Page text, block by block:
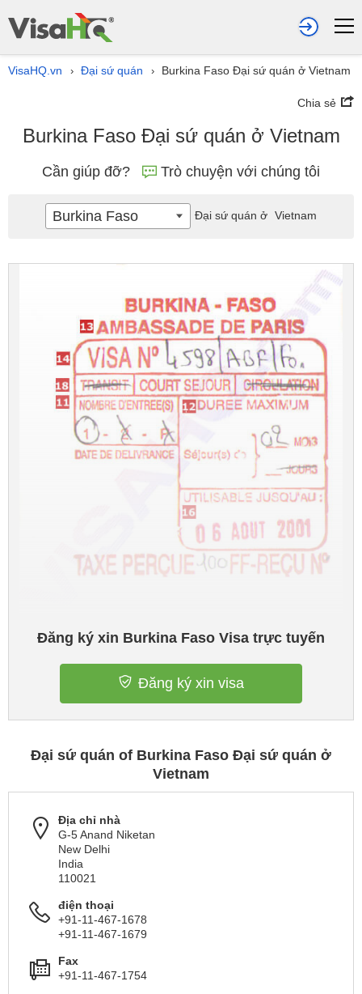
VisaHQ.vn › Đại sứ quán › Burkina Faso Đại sứ quán ở Vietnam
Chia sẻ
Burkina Faso Đại sứ quán ở Vietnam
Cần giúp đỡ? Trò chuyện với chúng tôi
Đăng ký xin Burkina Faso Visa trực tuyến
Đăng ký xin visa
Đại sứ quán of Burkina Faso Đại sứ quán ở
Vietnam
Địa chỉ nhà
G-5 Anand Niketan
New Delhi
India
110021
điện thoại
+91-11-467-1678
+91-11-467-1679
Fax
+91-11-467-1754
Burkina Faso Đại sứ quán ở Vietnam